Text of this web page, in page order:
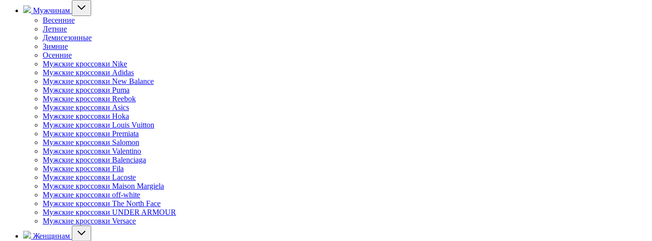
Мужчинам
Весенние
Летние
Демисезонные
Зимние
Осенние
Мужские кроссовки Nike
Мужские кроссовки Adidas
Мужские кроссовки New Balance
Мужские кроссовки Puma
Мужские кроссовки Reebok
Мужские кроссовки Asics
Мужские кроссовки Hoka
Мужские кроссовки Louis Vuitton
Мужские кроссовки Premiata
Мужские кроссовки Salomon
Мужские кроссовки Valentino
Мужские кроссовки Balenciaga
Мужские кроссовки Fila
Мужские кроссовки Lacoste
Мужские кроссовки Maison Margiela
Мужские кроссовки off-white
Мужские кроссовки The North Face
Мужские кроссовки UNDER ARMOUR
Мужские кроссовки Versace
Женщинам